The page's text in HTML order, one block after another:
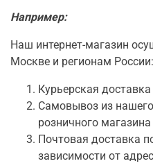
Например:
Наш интернет-магазин
Москве и регионам России:
Курьерская
Самовывоз из
розничного
Почтовая доставка
зависимости от